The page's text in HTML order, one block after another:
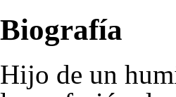
Biografía
Hijo de un